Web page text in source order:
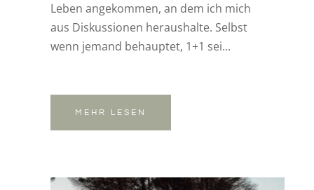
Leben angekommen, an dem ich mich
aus Diskussionen heraushalte. Selbst
wenn jemand behauptet, 1+1 sei...
MEHR LESEN